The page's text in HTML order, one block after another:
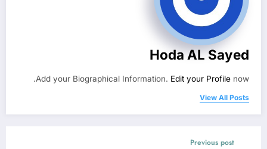
Hoda AL Sayed
Add your Biographical Information. Edit your Profile now.
View All Posts
Previous post